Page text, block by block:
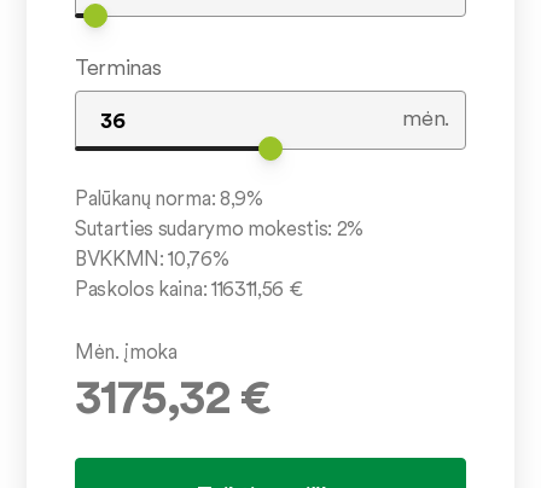
Terminas
mėn.
Palūkanų norma:8,9%
Sutarties sudarymo mokestis: 2%
BVKKMN:10,76%
Paskolos kaina:116311,56 €
Mėn. įmoka
3175,32 €